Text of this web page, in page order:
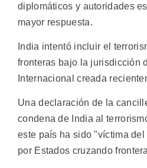
diplomáticos y autoridades
mayor respuesta.
India intentó incluir el
fronteras bajo la jurisdicción
Internacional creada
Una declaración de la
condena de India al
este país ha sido "víctima
por Estados cruzando